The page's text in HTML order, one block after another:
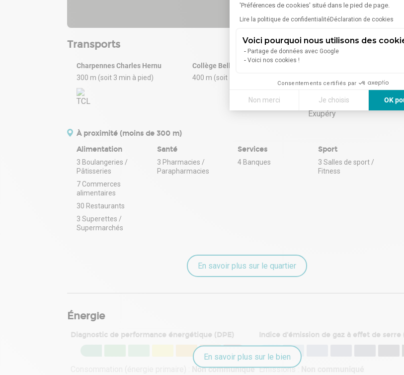
'Préférences de cookies' situé dans le pied de page.
Lire la politique de confidentialitéDéclaration de cookies
Voici pourquoi nous utilisons des
Partage de données avec Google
Voici nos cookies !
Consentements certifiés par
Non merci Je choisis OK
Plateforme de Gestion du Consentement :
Transports
Charpennes Charles Hernu
300 m (soit 3 min à pied)
Collège Bellecombe
400 m (soit 5 min à pied)
À proximité (moins de 300 m)
Alimentation
3 Boulangeries /
Pâtisseries
7 Commerces
alimentaires
30 Restaurants
3 Superettes /
Supermarchés
Santé
3 Pharmacies /
Parapharmacies
Services
4 Banques
Sport
3 Salles de sport /
Fitness
En savoir plus sur le quartier
Énergie
Diagnostic de performance énergétique (DPE)
Non communiqué
Indice d'émission de gaz à effet de serre
Émissions :
En savoir plus sur le bien